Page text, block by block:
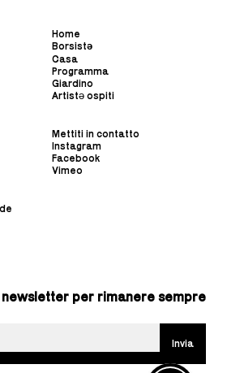
Home
Borsistə
Casa
Programma
Giardino
Artistə ospiti
Mettiti in contatto
Instagram
Facebook
Vimeo
per rimanere sempre